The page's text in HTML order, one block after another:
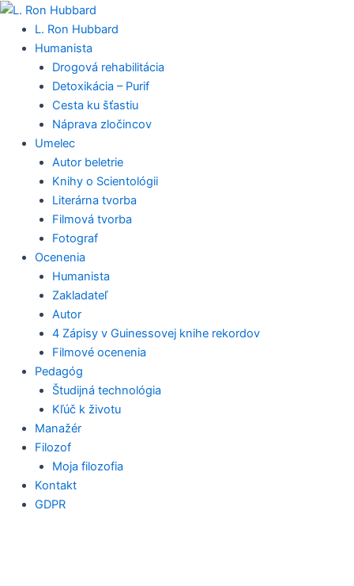
Preskočiť
obsah
L. Ron Hubbard
Humanista
Drogová rehabilitácia
Detoxikácia – Purif
Cesta ku šťastiu
Náprava zločincov
Umelec
Autor beletrie
Knihy o Scientológii
Literárna tvorba
Filmová tvorba
Fotograf
Ocenenia
Humanista
Zakladateľ
Autor
4 Zápisy v Guinessovej knihe rekordov
Filmové ocenenia
Pedagóg
Študijná technológia
Kľúč k životu
Manažér
Filozof
Moja filozofia
Kontakt
GDPR